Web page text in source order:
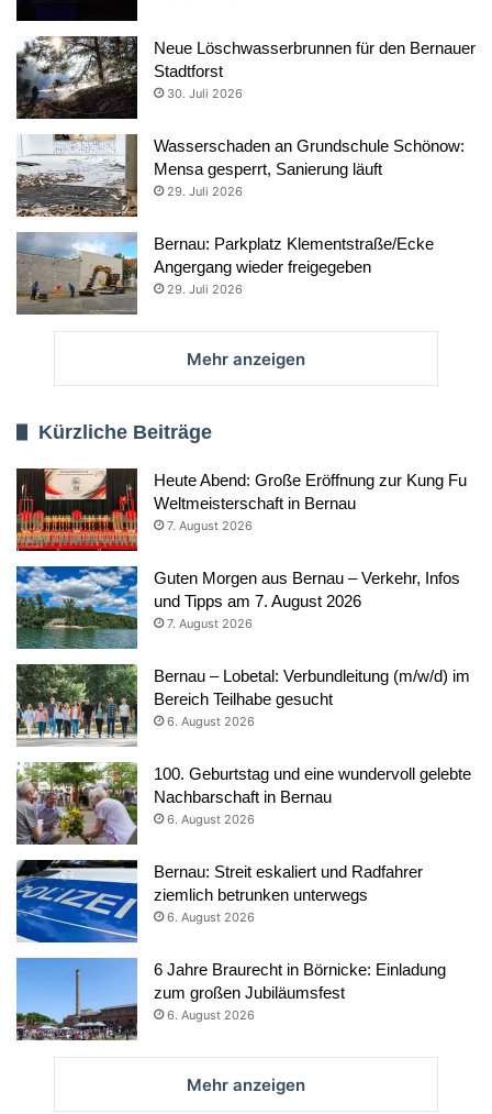
Neue Löschwasserbrunnen für den Bernauer
Stadtforst
30. Juli 2026
Wasserschaden an Grundschule Schönow:
Mensa gesperrt, Sanierung läuft
29. Juli 2026
Bernau: Parkplatz Klementstraße/Ecke
Angergang wieder freigegeben
29. Juli 2026
Mehr anzeigen
Kürzliche Beiträge
Heute Abend: Große Eröffnung zur Kung Fu
Weltmeisterschaft in Bernau
7. August 2026
Guten Morgen aus Bernau – Verkehr, Infos
und Tipps am 7. August 2026
7. August 2026
Bernau – Lobetal: Verbundleitung (m/w/d) im
Bereich Teilhabe gesucht
6. August 2026
100. Geburtstag und eine wundervoll gelebte
Nachbarschaft in Bernau
6. August 2026
Bernau: Streit eskaliert und Radfahrer
ziemlich betrunken unterwegs
6. August 2026
6 Jahre Braurecht in Börnicke: Einladung
zum großen Jubiläumsfest
6. August 2026
Mehr anzeigen